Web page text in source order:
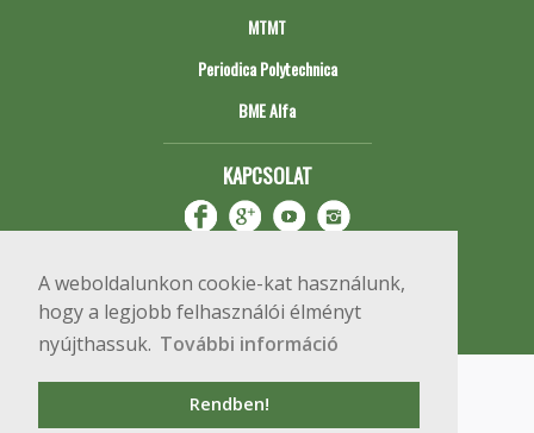
A weboldalunkon cookie-kat használunk,
hogy a legjobb felhasználói élményt
nyújthassuk. További információ
Rendben!
MTMT
Periodica Polytechnica
BME Alfa
KAPCSOLAT
Copyright © 2020 BME Építőmérnöki Kar
1111 Budapest, Műegyetem rkp. 3.